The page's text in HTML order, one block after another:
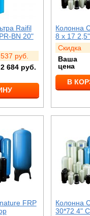
Raifil
BN 20"
537 руб.
2 684руб.
Колонна
8 x 17 2,5"
Скидка
Ваша
цена
В
FRP
Колонна
30*72 4"